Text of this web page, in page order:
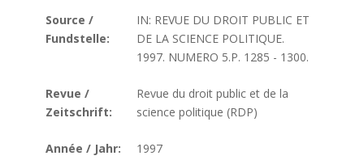
Source /
Fundstelle:
IN: REVUE DU DROIT PUBLIC ET
DE LA SCIENCE POLITIQUE.
1997. NUMERO 5.P. 1285 - 1300.
Revue /
Zeitschrift:
Revue du droit public et de la
science politique (RDP)
Année / Jahr: 1997